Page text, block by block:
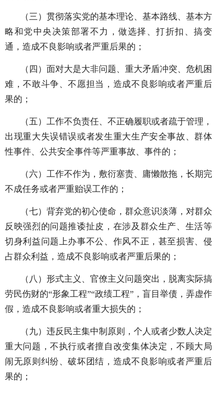
（三）贯彻落实党的基本理论、基本路线、基本方
略和党中央决策部署不力，做选择、打折扣、搞变
通，造成不良影响或者严重后果的；
（四）面对大是大非问题、重大矛盾冲突、危机困
难，不敢斗争、不愿担当，造成不良影响或者严重后
果的；
（五）工作不负责任、不正确履职或者疏于管理，
出现重大失误错误或者发生重大生产安全事故、群体
性事件、公共安全事件等严重事故、事件的；
（六）工作不作为，敷衍塞责、庸懒散拖，长期完
不成任务或者严重贻误工作的；
（七）背弃党的初心使命，群众意识淡薄，对群众
反映强烈的问题推诿扯皮，在涉及群众生产、生活等
切身利益问题上办事不公、作风不正，甚至损害、侵
占群众利益，造成不良影响或者严重后果的；
（八）形式主义、官僚主义问题突出，脱离实际搞
劳民伤财的“形象工程”“政绩工程”，盲目举债，弄虚作
假，造成不良影响或者重大损失的；
（九）违反民主集中制原则，个人或者少数人决定
重大问题，不执行或者擅自改变集体决定，不顾大局
闹无原则纠纷、破坏团结，造成不良影响或者严重后
果的；